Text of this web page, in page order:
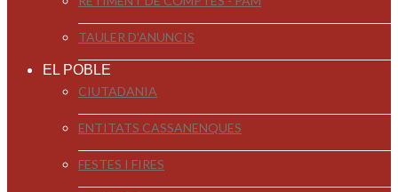
TAULER D'ANUNCIS
EL POBLE
CIUTADANIA
ENTITATS CASSANENQUES
FESTES I FIRES